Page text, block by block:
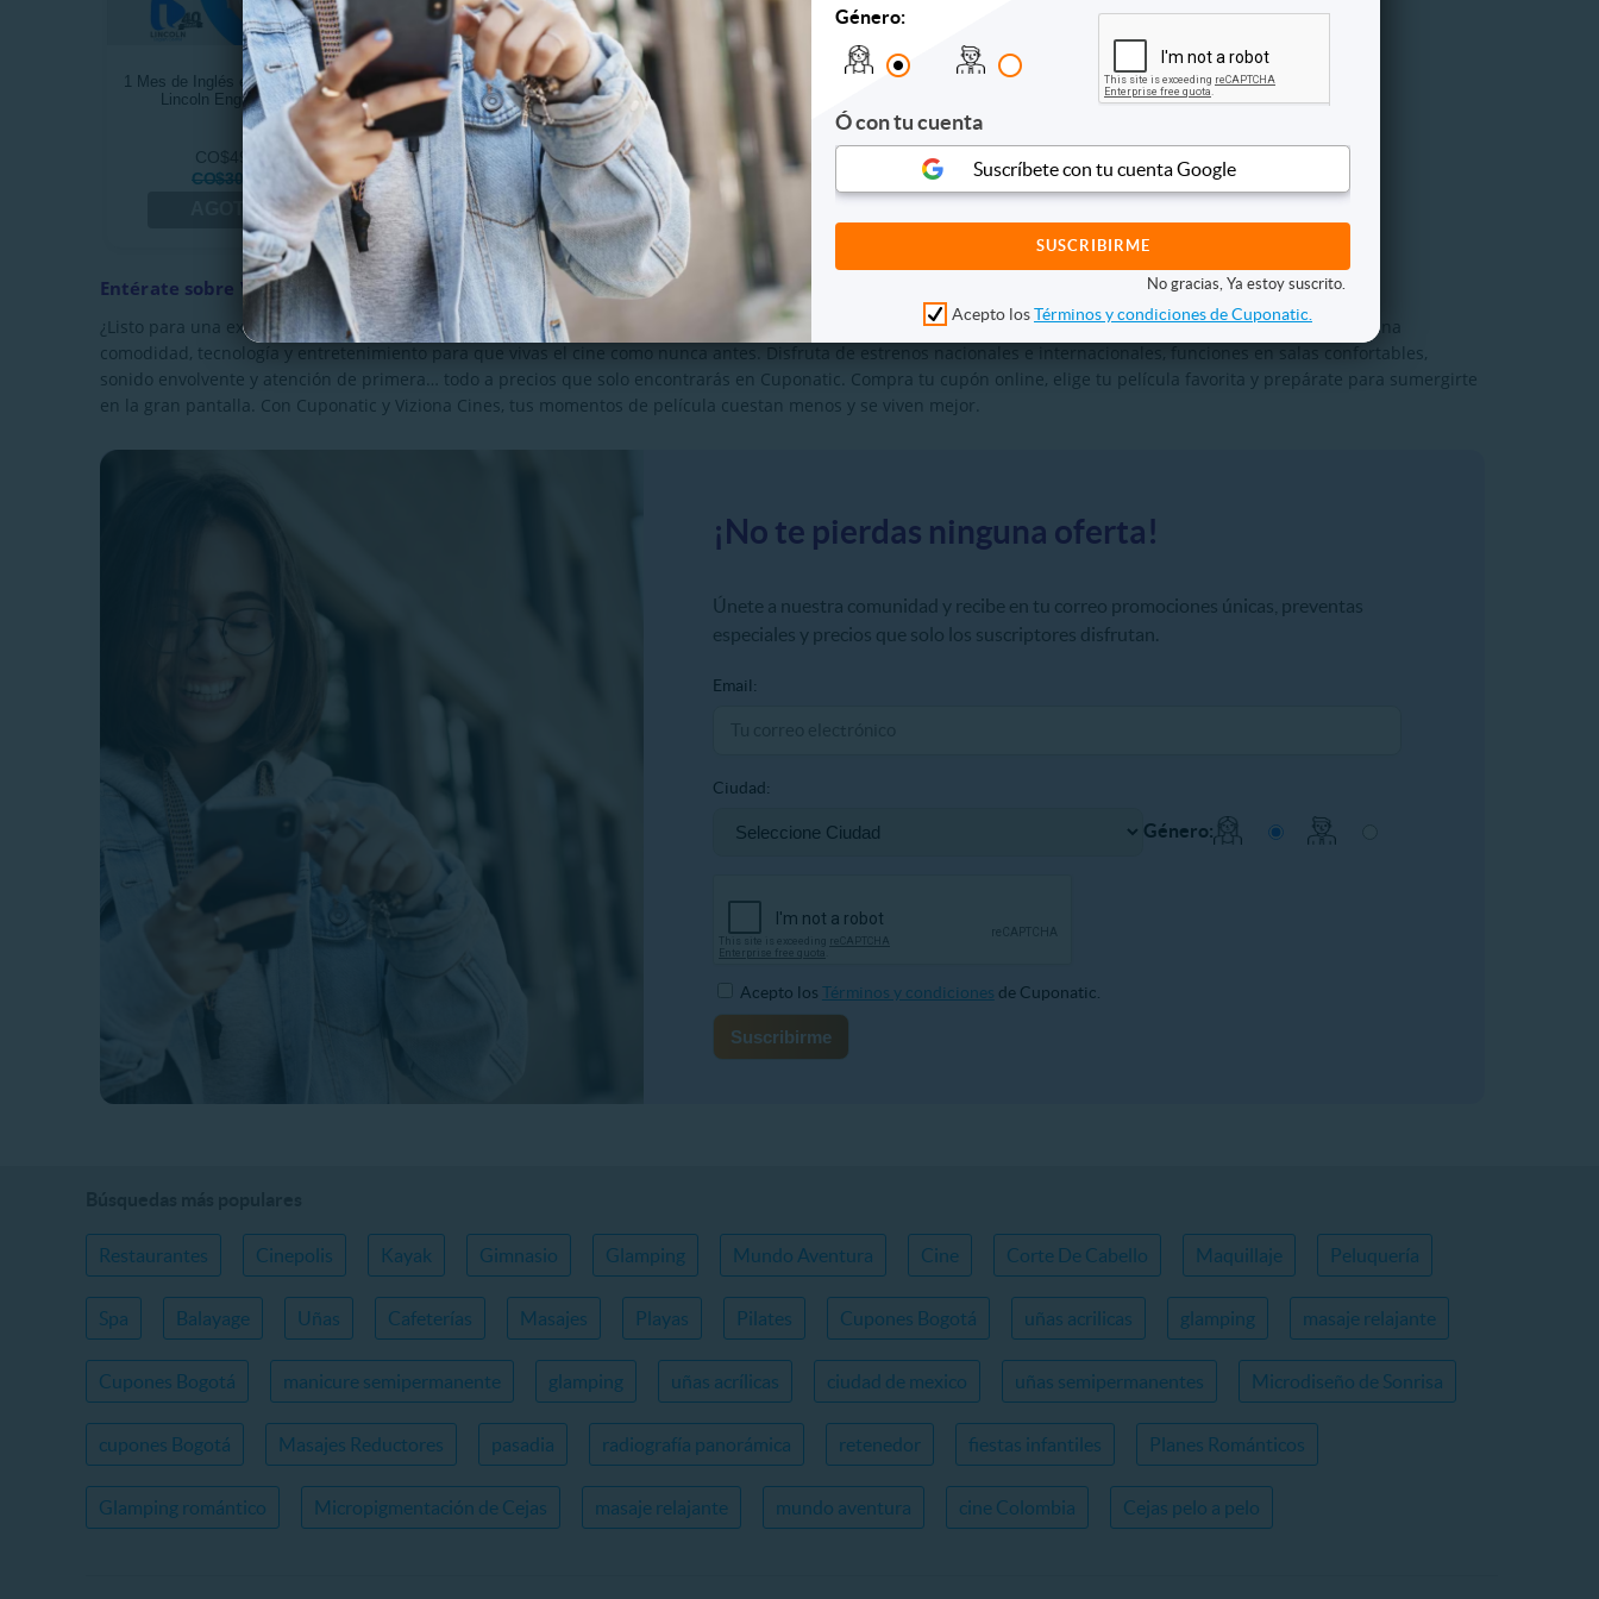
1 Mes de Inglés en Vivo con The
Lincoln English Center
CO$49.990
CO$303.000
AGOTADO
Hamburguesa Clásica al Estilo
Buffalo Wings con Papas Fritas
CO$29.500
CO$36.900
VER OFERTA
Spa en Pareja + Masaje Relajante
CO$49.990
CO$130.000
VER OFERTA
Santa Elena: Recorrido Silletero +
Almuerzo + Actividades
CO$110.000
Entérate sobre Vive el cine al máximo con Viziona Cines y Cuponatic
¿Listo para una experiencia cinematográfica diferente? En Cuponatic tenemos las mejores promociones para que disfrutes Viziona Cines, una cadena que combina
comodidad, tecnología y entretenimiento para que vivas el cine como nunca antes. Disfruta de estrenos nacionales e internacionales, funciones en salas confortables,
sonido envolvente y atención de primera… todo a precios que solo encontrarás en Cuponatic. Compra tu cupón online, elige tu película favorita y prepárate para sumergirte
en la gran pantalla. Con Cuponatic y Viziona Cines, tus momentos de película cuestan menos y se viven mejor.
¡No te pierdas ninguna oferta!
Únete a nuestra comunidad y recibe en tu correo promociones únicas, preventas
especiales y precios que solo los suscriptores disfrutan.
Email:
Ciudad:
Género:
Acepto los Términos y condiciones de Cuponatic.
Género:
Ó con tu cuenta
Suscríbete con tu cuenta Google
No gracias, Ya estoy suscrito.
Acepto losTérminos y condiciones de Cuponatic.
Restaurantes Cinepolis Kayak Gimnasio Glamping Mundo Aventura Cine Corte De Cabello Maquillaje Peluquería
Spa Balayage Uñas Cafeterías Masajes Playas Pilates Cupones Bogotá uñas acrilicas glamping masaje relajante
Cupones Bogotá manicure semipermanente glamping uñas acrílicas ciudad de mexico uñas semipermanentes Microdiseño de Sonrisa
cupones Bogotá Masajes Reductores pasadia radiografía panorámica retenedor fiestas infantiles Planes Románticos
Glamping romántico Micropigmentación de Cejas masaje relajante mundo aventura cine Colombia Cejas pelo a pelo